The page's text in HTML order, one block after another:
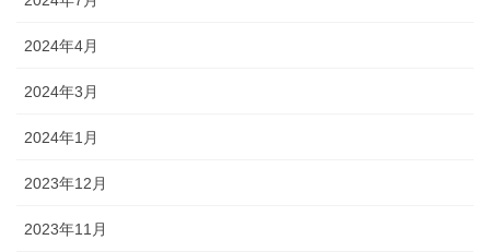
2024年4月
2024年3月
2024年1月
2023年12月
2023年11月